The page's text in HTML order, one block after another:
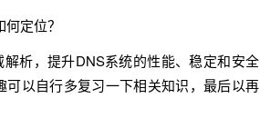
定位？
析，提升DNS系统的性能、稳定和安全
可以自行多复习一下相关知识，最后以再